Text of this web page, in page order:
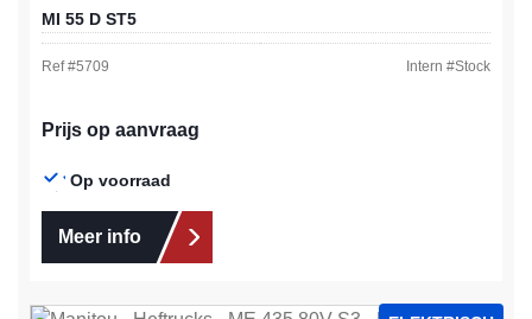
MI 55 D ST5
Ref #5709 Intern #Stock
Prijs op aanvraag
Op voorraad
Meer info